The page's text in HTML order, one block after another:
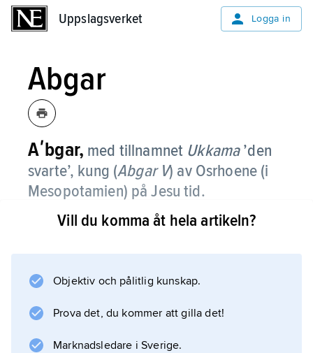
Uppslagsverket Logga in
Abgar
Aʹbgar, med tillnamnet Ukkama’den
svarte’, kung (Abgar V) av Osrhoene (i
Mesopotamien) på Jesu tid.
Enligt legenden korresponderade Abgar med
fanns en Kristusbild som påstods vara just
400) över den kristna världen och gav upphov
till Jesu välkända anletsdrag i konsten.
Vill du komma åt hela artikeln?
Objektiv och pålitlig kunskap.
Prova det, du kommer att gilla det!
Marknadsledare i Sverige.